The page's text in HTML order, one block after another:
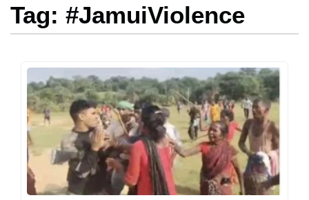
Tag: #JamuiViolence